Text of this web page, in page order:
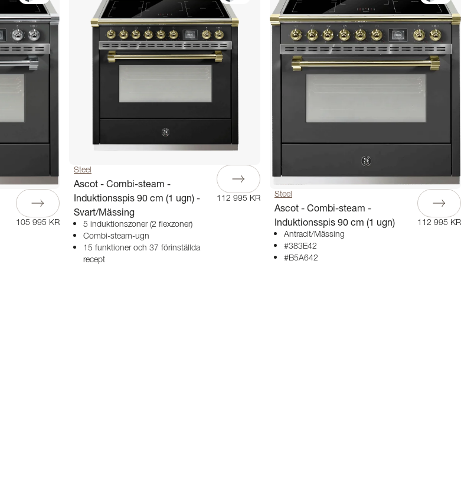
105 995 KR
Steel
Ascot - Combi-steam -
Induktionsspis 90 cm (1 ugn) -
Svart/Mässing
5 induktionszoner (2 flexzoner)
Combi-steam-ugn
15 funktioner och 37 förinställda
recept
112 995 KR
Steel
Ascot - Combi-steam -
Induktionsspis 90 cm (1 ugn)
Antracit/Mässing
#383E42
#B5A642
112 995 KR